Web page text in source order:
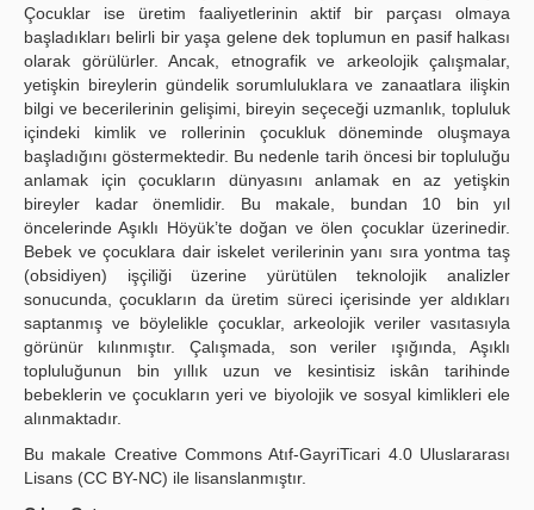
Çocuklar ise üretim faaliyetlerinin aktif bir parçası olmaya
başladıkları belirli bir yaşa gelene dek toplumun en pasif halkası
olarak görülürler. Ancak, etnografik ve arkeolojik çalışmalar,
yetişkin bireylerin gündelik sorumluluklara ve zanaatlara ilişkin
bilgi ve becerilerinin gelişimi, bireyin seçeceği uzmanlık, topluluk
içindeki kimlik ve rollerinin çocukluk döneminde oluşmaya
başladığını göstermektedir. Bu nedenle tarih öncesi bir topluluğu
anlamak için çocukların dünyasını anlamak en az yetişkin
bireyler kadar önemlidir. Bu makale, bundan 10 bin yıl
öncelerinde Aşıklı Höyük’te doğan ve ölen çocuklar üzerinedir.
Bebek ve çocuklara dair iskelet verilerinin yanı sıra yontma taş
(obsidiyen) işçiliği üzerine yürütülen teknolojik analizler
sonucunda, çocukların da üretim süreci içerisinde yer aldıkları
saptanmış ve böylelikle çocuklar, arkeolojik veriler vasıtasıyla
görünür kılınmıştır. Çalışmada, son veriler ışığında, Aşıklı
topluluğunun bin yıllık uzun ve kesintisiz iskân tarihinde
bebeklerin ve çocukların yeri ve biyolojik ve sosyal kimlikleri ele
alınmaktadır.
Bu makale Creative Commons Atıf-GayriTicari 4.0 Uluslararası
Lisans (CC BY-NC) ile lisanslanmıştır.